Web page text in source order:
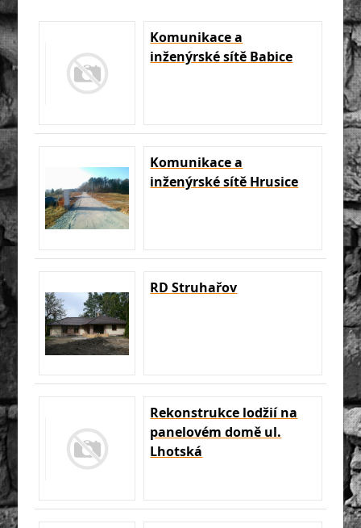
Komunikace a
inženýrské sítě Babice
Komunikace a
inženýrské sítě Hrusice
RD Struhařov
Rekonstrukce lodžií na
panelovém domě ul.
Lhotská